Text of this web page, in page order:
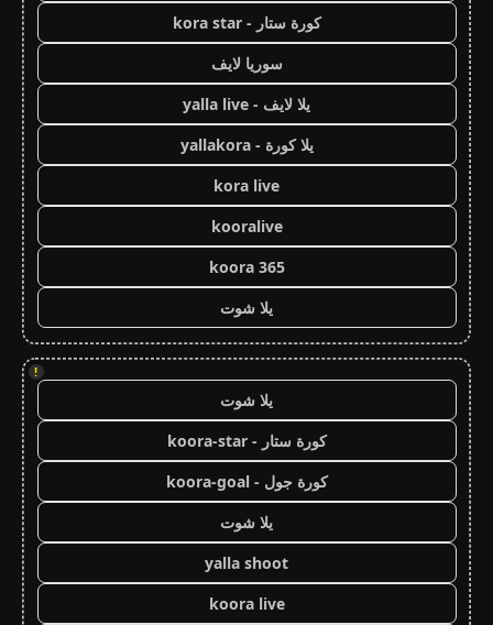
كورة ستار - kora star
سوريا لايف
يلا لايف - yalla live
يلا كورة - yallakora
kora live
kooralive
koora 365
يلا شوت
!
يلا شوت
كورة ستار - koora-star
كورة جول - koora-goal
يلا شوت
yalla shoot
koora live